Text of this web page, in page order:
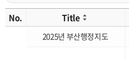
No. Title
2025년 부산행정지도